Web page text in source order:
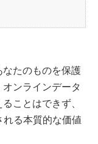
たのものを保護
ンラインデータ
ことはできず、
れる本質的な価値